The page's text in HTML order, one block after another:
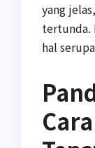
yang
tertunda.
hal